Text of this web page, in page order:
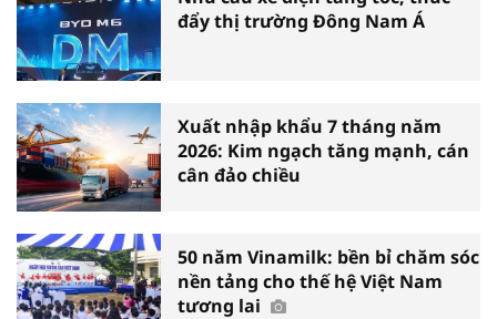
đẩy thị trường Đông Nam Á
Xuất nhập khẩu 7 tháng năm
2026: Kim ngạch tăng mạnh, cán
cân đảo chiều
50 năm Vinamilk: bền bỉ chăm sóc
nền tảng cho thế hệ Việt Nam
tương lai